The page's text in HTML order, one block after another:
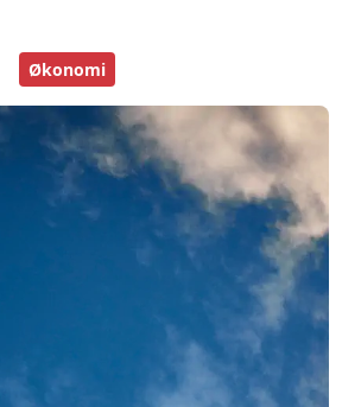
Økonomi